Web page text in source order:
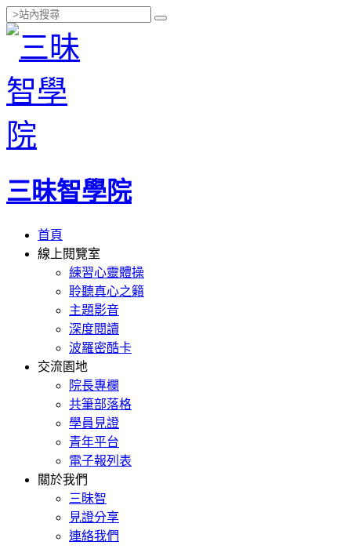
三昧智學院
首頁
線上閱覽室
練習心靈體操
聆聽真心之籟
主題影音
深度閱讀
波羅密酷卡
交流園地
院長專欄
共筆部落格
學員見證
青年平台
電子報列表
關於我們
三昧智
見證分享
連絡我們